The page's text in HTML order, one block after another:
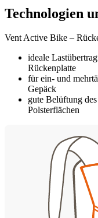
Technologien
Vent Active Bike –
ideale
Rückenplatte
für ein- und
Gepäck
gute Belüftung
Polsterflächen